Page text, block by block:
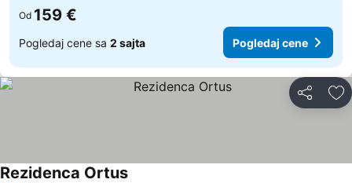
Od 159 €
Pogledaj cene sa 2 sajta Pogledaj cene
Deli
Rezidenca Ortus